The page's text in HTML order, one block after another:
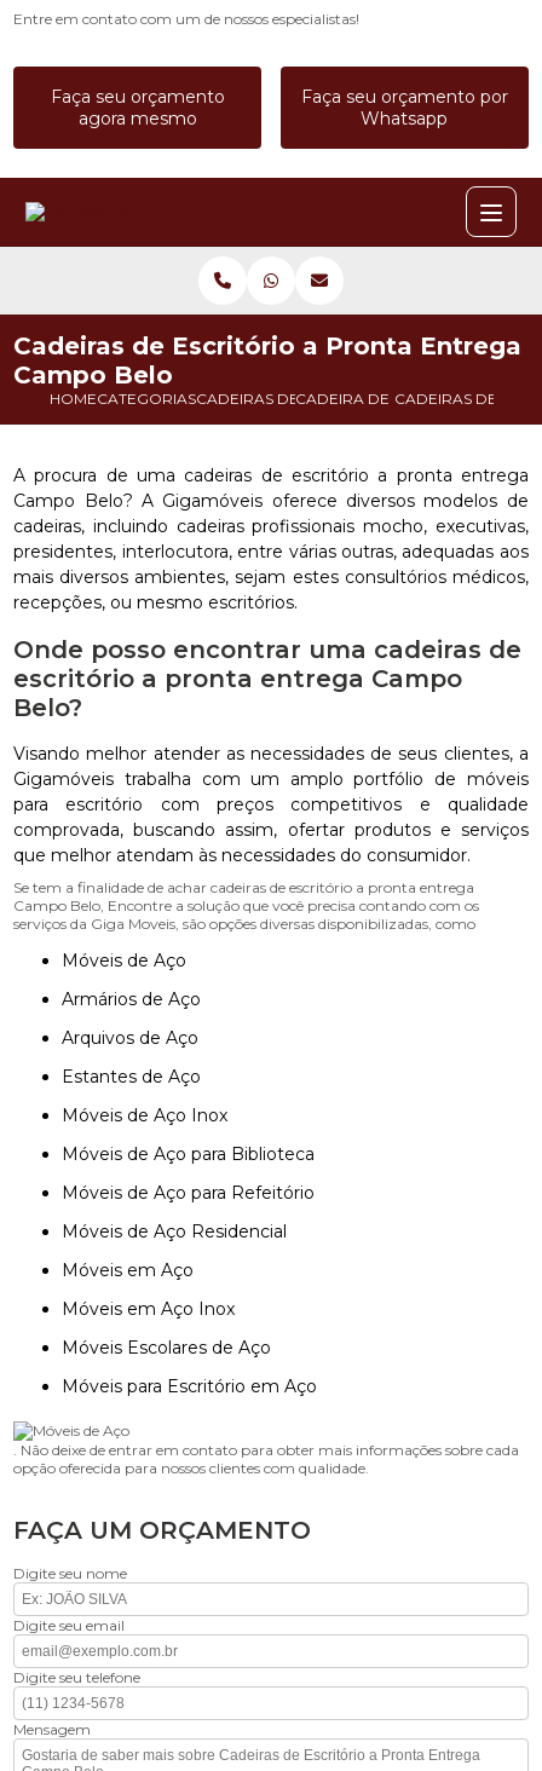
Entre em contato com um de nossos especialistas!
Faça seu orçamento
agora mesmo
Faça seu orçamento por
Whatsapp
HOMECATEGORIASCADEIRAS DE ESCRITORIOCADEIRA DE ESCRITORIO
CADEIRAS DE
Cadeiras de Escritório a Pronta Entrega
Campo Belo
A procura de uma cadeiras de escritório a pronta entrega
Campo Belo? A Gigamóveis oferece diversos modelos de
cadeiras, incluindo cadeiras profissionais mocho, executivas,
presidentes, interlocutora, entre várias outras, adequadas aos
mais diversos ambientes, sejam estes consultórios médicos,
recepções, ou mesmo escritórios.
Onde posso encontrar uma cadeiras de
escritório a pronta entrega Campo
Belo?
Visando melhor atender as necessidades de seus clientes, a
Gigamóveis trabalha com um amplo portfólio de móveis
para escritório com preços competitivos e qualidade
comprovada, buscando assim, ofertar produtos e serviços
que melhor atendam às necessidades do consumidor.
Se tem a finalidade de achar cadeiras de escritório a pronta entrega
Campo Belo, Encontre a solução que você precisa contando com os
serviços da Giga Moveis, são opções diversas disponibilizadas, como
Móveis de Aço
Armários de Aço
Arquivos de Aço
Estantes de Aço
Móveis de Aço Inox
Móveis de Aço para Biblioteca
Móveis de Aço para Refeitório
Móveis de Aço Residencial
Móveis em Aço
Móveis em Aço Inox
Móveis Escolares de Aço
Móveis para Escritório em Aço
. Não deixe de entrar em contato para obter mais informações sobre cada
opção oferecida para nossos clientes com qualidade.
FAÇA UM ORÇAMENTO
Digite seu nome
Digite seu email
Digite seu telefone
Mensagem